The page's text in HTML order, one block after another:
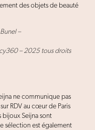
des objets de beauté
–
– 2025 tous droits
ne communique pas
RDV au cœur de Paris
bijoux Seijna sont
sélection est également